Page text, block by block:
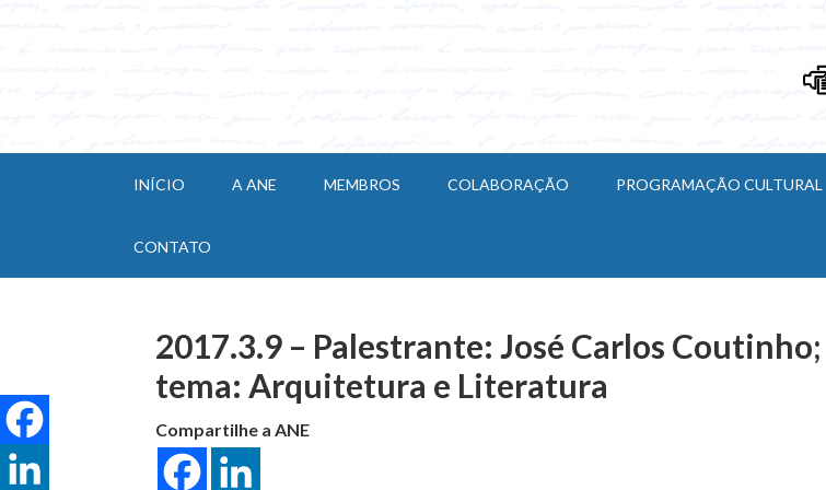
INÍCIO A ANE MEMBROS COLABORAÇÃO PROGRAMAÇÃO CULTURAL
CONTATO
2017.3.9 – Palestrante: José Carlos Coutinho;
tema: Arquitetura e Literatura
Compartilhe a ANE